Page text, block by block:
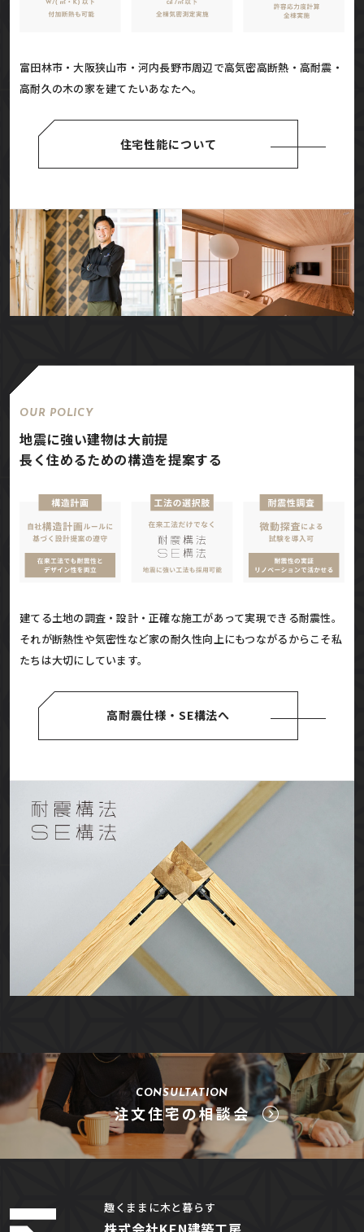
富田林市・大阪狭山市・河内長野市周辺で高気密高断熱・高耐震・
高耐久の木の家を建てたいあなたへ。
住宅性能について
OUR POLICY
地震に強い建物は大前提
長く住めるための構造を提案する
建てる土地の調査・設計・正確な施工があって実現できる耐震性。
それが断熱性や気密性など家の耐久性向上にもつながるからこそ私
たちは大切にしています。
高耐震仕様・SE構法へ
CONSULTATION
注文住宅の相談会
趣くままに木と暮らす